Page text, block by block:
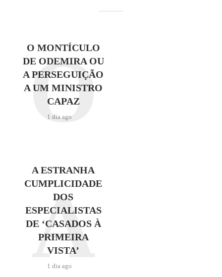
O MONTÍCULO
DE ODEMIRA OU
A PERSEGUIÇÃO
A UM MINISTRO
CAPAZ
1 dia ago
O
A ESTRANHA
CUMPLICIDADE
DOS
ESPECIALISTAS
DE ‘CASADOS À
PRIMEIRA
VISTA’
1 dia ago
A